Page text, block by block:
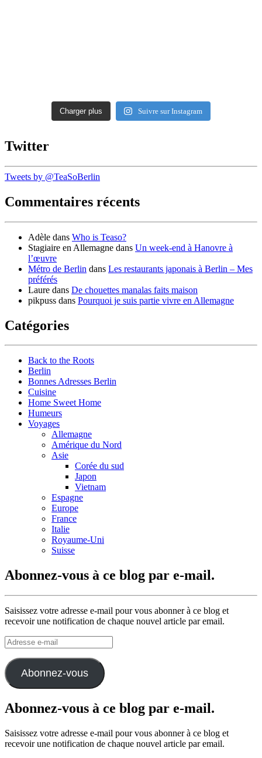
Charger plus Suivre sur Instagram
Twitter
Tweets by @TeaSoBerlin
Commentaires récents
Adèle dans Who is Teaso?
Stagiaire en Allemagne dans Un week-end à Hanovre à
l’œuvre
Métro de Berlin dans Les restaurants japonais à Berlin – Mes
préférés
Laure dans De chouettes manalas faits maison
pikpuss dans Pourquoi je suis partie vivre en Allemagne
Catégories
Back to the Roots
Berlin
Bonnes Adresses Berlin
Cuisine
Home Sweet Home
Humeurs
Voyages
Allemagne
Amérique du Nord
Asie
Corée du sud
Japon
Vietnam
Espagne
Europe
France
Italie
Royaume-Uni
Suisse
Abonnez-vous à ce blog par e-mail.
Saisissez votre adresse e-mail pour vous abonner à ce blog et
recevoir une notification de chaque nouvel article par email.
Adresse
e-
mail
Abonnez-vous
Abonnez-vous à ce blog par e-mail.
Saisissez votre adresse e-mail pour vous abonner à ce blog et
recevoir une notification de chaque nouvel article par email.